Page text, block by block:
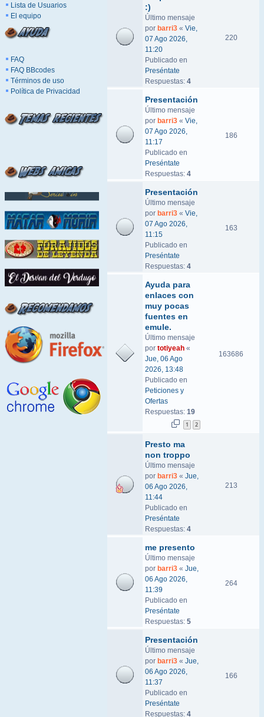
Lista de Usuarios
El equipo
FAQ
FAQ BBcodes
Términos de uso
Política de Privacidad
:)
Último mensaje
por barri3 « Vie,
07 Ago 2026,
11:20
Publicado en
Preséntate
Respuestas: 4
220
Presentación
Último mensaje
por barri3 « Vie,
07 Ago 2026,
11:17
Publicado en
Preséntate
Respuestas: 4
186
Presentación
Último mensaje
por barri3 « Vie,
07 Ago 2026,
11:15
Publicado en
Preséntate
Respuestas: 4
163
Ayuda para
enlaces con
muy pocas
fuentes en
emule.
Último mensaje
por totiyeah «
Jue, 06 Ago
2026, 13:48
Publicado en
Peticiones y
Ofertas
Respuestas: 19
1 2
163686
Presto ma
non troppo
Último mensaje
por barri3 « Jue,
06 Ago 2026,
11:44
Publicado en
Preséntate
Respuestas: 4
213
me presento
Último mensaje
por barri3 « Jue,
06 Ago 2026,
11:39
Publicado en
Preséntate
Respuestas: 5
264
Presentación
Último mensaje
por barri3 « Jue,
06 Ago 2026,
11:37
Publicado en
Preséntate
Respuestas: 4
166